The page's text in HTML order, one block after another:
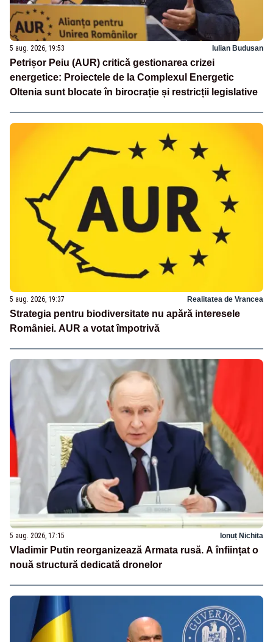
5 aug. 2026, 19:53 Iulian Budusan
Petrișor Peiu (AUR) critică gestionarea crizei
energetice: Proiectele de la Complexul Energetic
Oltenia sunt blocate în birocrație și restricții legislative
5 aug. 2026, 19:37 Realitatea de Vrancea
Strategia pentru biodiversitate nu apără interesele
României. AUR a votat împotrivă
5 aug. 2026, 17:15 Ionuț Nichita
Vladimir Putin reorganizează Armata rusă. A înființat o
nouă structură dedicată dronelor